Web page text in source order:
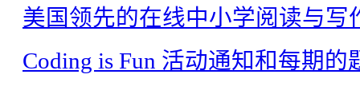
美国领先的在线中小学阅读与写
Coding is Fun 活动通知和每期的